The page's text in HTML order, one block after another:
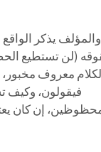
والمؤلف يذكر
(لن تستطيع
معروف
إن كان